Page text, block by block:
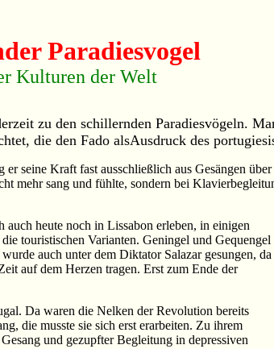
Paradiesvogel
Kulturen der Welt
zu den schillernden Paradiesvögeln.
die den Fado alsAusdruck des
seine Kraft fast ausschließlich aus Gesängen
mehr sang und fühlte, sondern bei
heute noch in Lissabon erleben, in einigen
touristischen Varianten. Geningel und Gequengel
auch unter dem Diktator Salazar gesungen, da
auf dem Herzen tragen. Erst zum Ende der
Da waren die Nelken der Revolution bereits
die musste sie sich erst erarbeiten. Zu ihrem
und gezupfter Begleitung in depressiven